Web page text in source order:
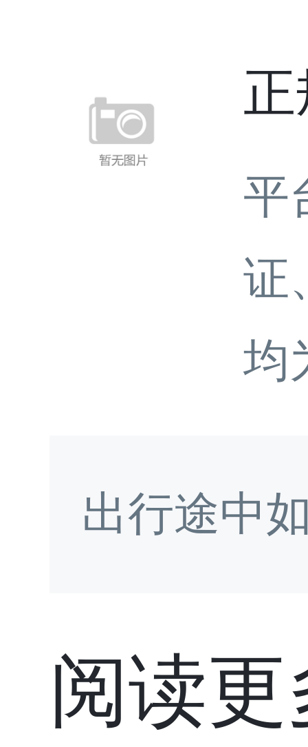
平
证
均
出行途中
阅读更